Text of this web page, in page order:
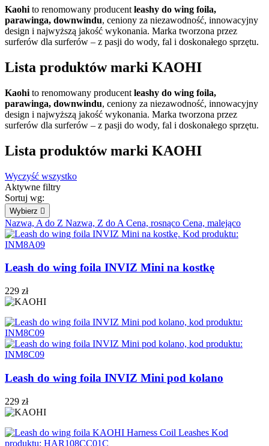
Kaohi to renomowany producent leashy do wing foila,
parawinga, downwindu, ceniony za niezawodność, innowacyjny
design i najwyższą jakość wykonania. Marka tworzona przez
surferów dla surferów – z pasji do wody, fal i doskonałego sprzętu.
Lista produktów marki KAOHI
Kaohi to renomowany producent leashy do wing foila,
parawinga, downwindu, ceniony za niezawodność, innowacyjny
design i najwyższą jakość wykonania. Marka tworzona przez
surferów dla surferów – z pasji do wody, fal i doskonałego sprzętu.
Lista produktów marki KAOHI
Wyczyść wszystko
Aktywne filtry
Sortuj wg:
Wybierz 
Nazwa, A do Z Nazwa, Z do A Cena, rosnąco Cena, malejąco
Leash do wing foila INVIZ Mini na kostkę
229 zł
Leash do wing foila INVIZ Mini pod kolano
229 zł